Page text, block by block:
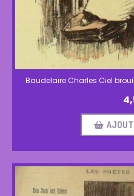
Baudelaire Charles Ciel